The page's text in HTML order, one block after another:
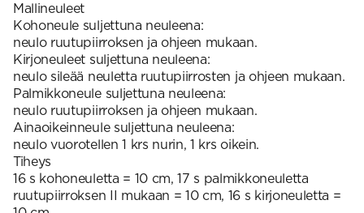
Mallineuleet
Kohoneule suljettuna neuleena:
neulo ruutupiirroksen ja ohjeen mukaan.
Kirjoneuleet suljettuna neuleena:
neulo sileää neuletta ruutupiirrosten ja ohjeen mukaan.
Palmikkoneule suljettuna neuleena:
neulo ruutupiirroksen ja ohjeen mukaan.
Ainaoikeinneule suljettuna neuleena:
neulo vuorotellen 1 krs nurin, 1 krs oikein.
Tiheys
16 s kohoneuletta = 10 cm, 17 s palmikkoneuletta
ruutupiirroksen II mukaan = 10 cm, 16 s kirjoneuletta =